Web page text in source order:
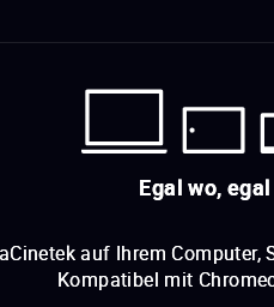
Egal wo,
auf Ihrem Computer,
Kompatibel mit